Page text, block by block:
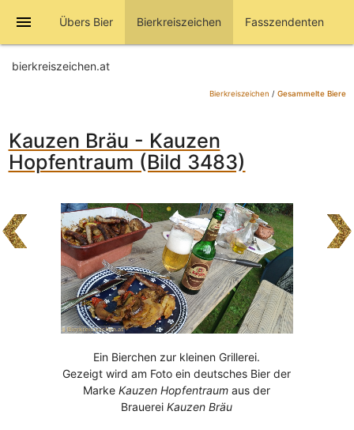
menu Übers Bier Bierkreiszeichen Fasszendenten
bierkreiszeichen.at
Bierkreiszeichen / Gesammelte Biere
Kauzen Bräu - Kauzen
Hopfentraum (Bild 3483)
Ein Bierchen zur kleinen Grillerei.
Gezeigt wird am Foto ein deutsches Bier der
MarkeKauzen Hopfentraum aus der
BrauereiKauzen Bräu